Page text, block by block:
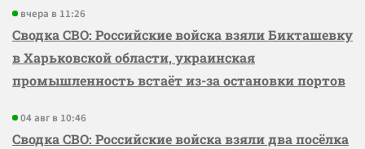
вчера в 11:26
Сводка СВО: Российские войска взяли Бикташевку
в Харьковской области, украинская
промышленность встаёт из-за остановки портов
04 авг в 10:46
Сводка СВО: Российские войска взяли два посёлка